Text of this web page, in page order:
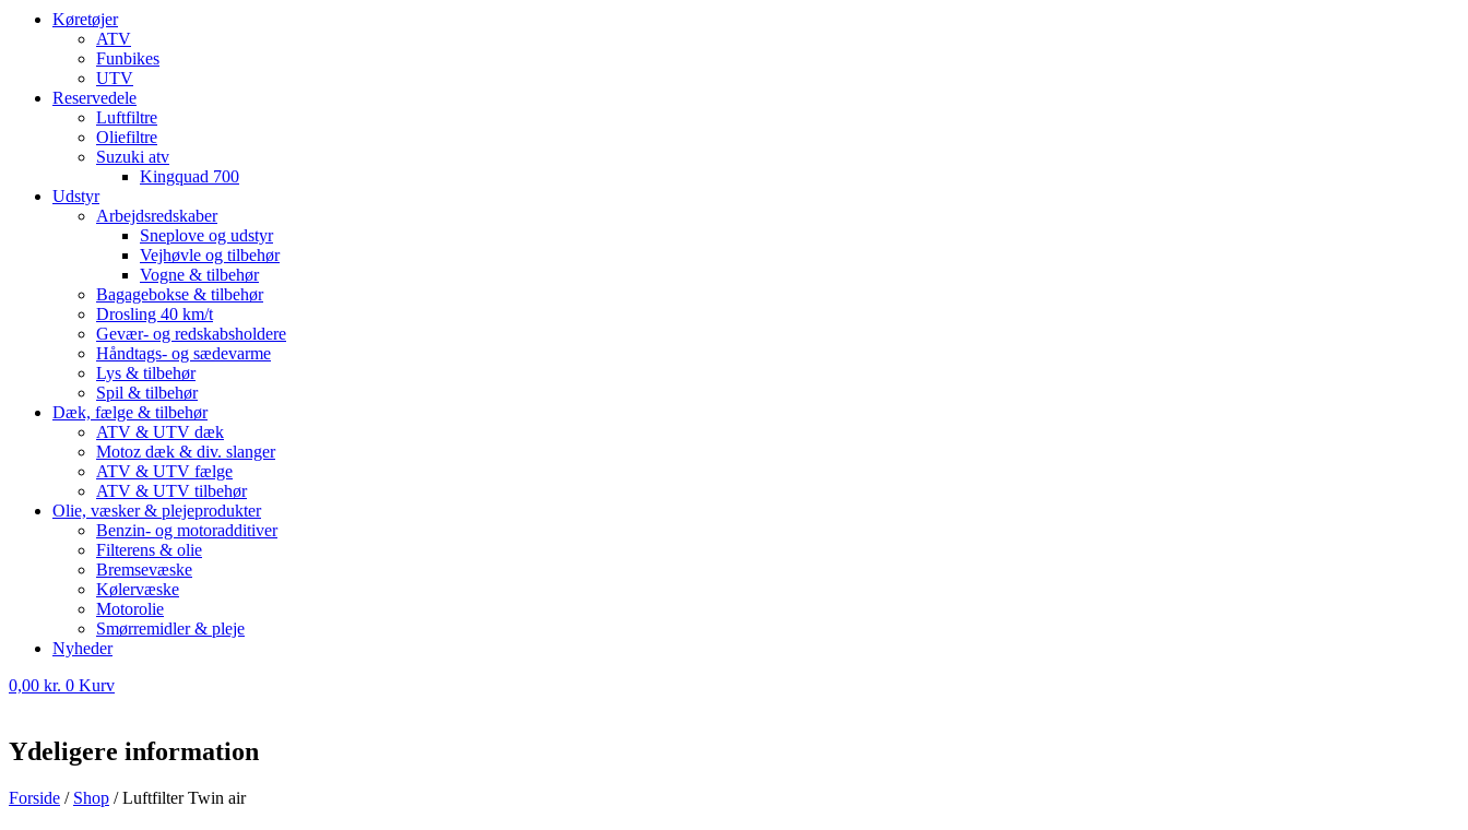
Køretøjer
ATV
Funbikes
UTV
Reservedele
Luftfiltre
Oliefiltre
Suzuki atv
Kingquad 700
Udstyr
Arbejdsredskaber
Sneplove og udstyr
Vejhøvle og tilbehør
Vogne & tilbehør
Bagagebokse & tilbehør
Drosling 40 km/t
Gevær- og redskabsholdere
Håndtags- og sædevarme
Lys & tilbehør
Spil & tilbehør
Dæk, fælge & tilbehør
ATV & UTV dæk
Motoz dæk & div. slanger
ATV & UTV fælge
ATV & UTV tilbehør
Olie, væsker & plejeprodukter
Benzin- og motoradditiver
Filterens & olie
Bremsevæske
Kølervæske
Motorolie
Smørremidler & pleje
Nyheder
0,00 kr. 0 Kurv
Ydeligere information
Forside / Shop /Luftfilter Twin air